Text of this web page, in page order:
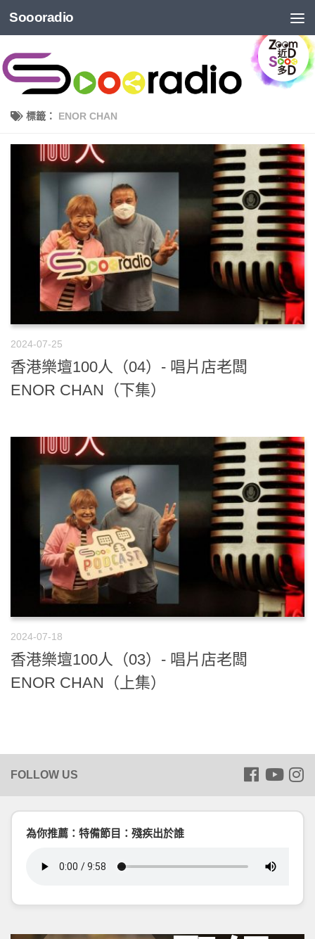
Soooradio
標籤： ENOR CHAN
2024-07-25
香港樂壇100人（04）- 唱片店老闆
ENOR CHAN（下集）
2024-07-18
香港樂壇100人（03）- 唱片店老闆
ENOR CHAN（上集）
為你推薦：特備節目：殘疾出於誰